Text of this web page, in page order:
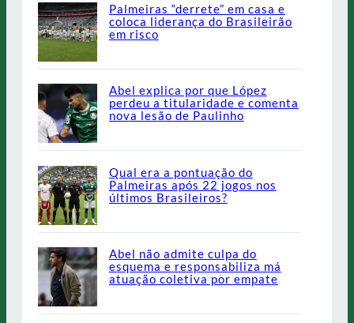
Palmeiras “derrete” em casa e
coloca liderança do Brasileirão
em risco
Abel explica por que López
perdeu a titularidade e comenta
nova lesão de Paulinho
Qual era a pontuação do
Palmeiras após 22 jogos nos
últimos Brasileiros?
Abel não admite culpa do
esquema e responsabiliza má
atuação coletiva por empate